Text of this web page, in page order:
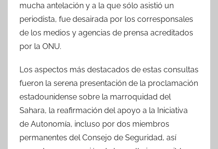
mucha antelación y a la que sólo asistió un
periodista, fue desairada por los corresponsales
de los medios y agencias de prensa acreditados
por la ONU.
Los aspectos más destacados de estas consultas
fueron la serena presentación de la proclamación
estadounidense sobre la marroquidad del
Sahara, la reafirmación del apoyo a la Iniciativa
de Autonomía, incluso por dos miembros
permanentes del Consejo de Seguridad, así